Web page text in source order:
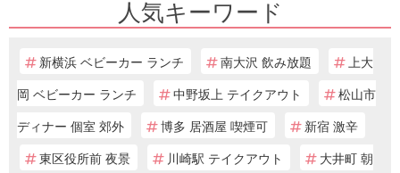
人気キーワード
新横浜 ベビーカー ランチ 南大沢 飲み放題
上大
岡 ベビーカー ランチ
中野坂上 テイクアウト
松山市
ディナー 個室 郊外
博多 居酒屋 喫煙可
新宿 激辛
東区役所前 夜景
川崎駅 テイクアウト
大井町 朝